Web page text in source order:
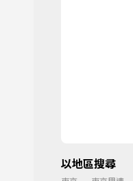
以地區搜尋